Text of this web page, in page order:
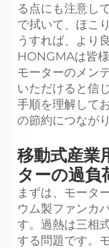
る点にも注意し
で拭いて、ほこ
うすれば、より
HONGMAは皆
モーターのメン
いただけると信
手順を理解して
の節約につながり
移動式産業
ターの過負
まずは、モータ
ウム製ファンカ
す。過熱は三相
する問題です。